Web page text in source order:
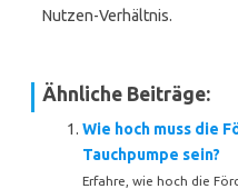
Nutzen-Verhältnis.
Ähnliche Beiträge:
Wie hoch muss die
Tauchpumpe sein?
Erfahre, wie hoch die